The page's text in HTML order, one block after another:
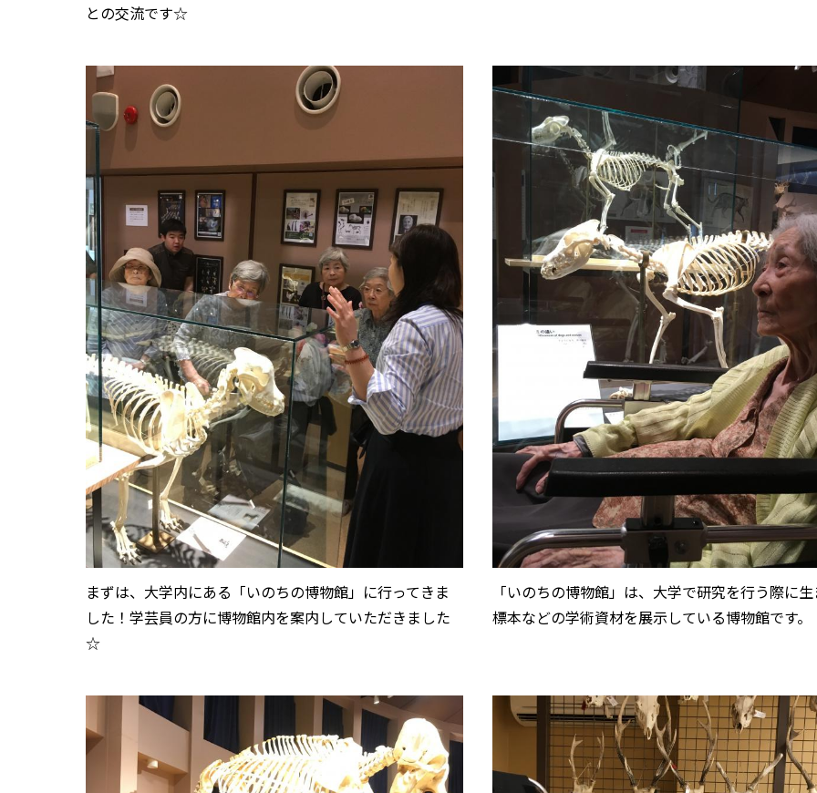
との交流です☆
まずは、大学内にある「いのちの博物館」に行ってきま
した！学芸員の方に博物館内を案内していただきました
☆
「いのちの博物館」は、大学で研究を行う際に
標本などの学術資材を展示している博物館です。